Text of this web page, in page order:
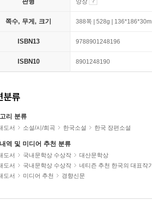
양장
쪽수, 무게, 크기 388쪽 | 528g |
ISBN13 9788901248196
ISBN10 8901248190
분류
리 분류
도서 소설/시/희곡 한국소설 한국 장편소설
역 및 미디어 추천 분류
도서 국내문학상 수상작
대산문학상
도서
국내문학상 수상작
네티즌 추천 한국의 대표작
도서
미디어 추천 경향신문